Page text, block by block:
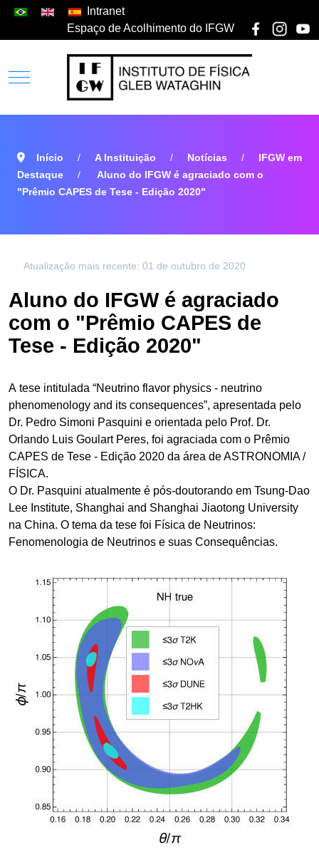
Intranet
Espaço de Acolhimento do IFGW
Início A Instituição Notícias
IFGW em
Destaque
Aluno do IFGW é agraciado com o
"Prêmio CAPES de Tese - Edição 2020"
Atualização mais recente: 01 de outubro de 2020
Aluno do IFGW é agraciado
com o "Prêmio CAPES de
Tese - Edição 2020"
A tese intitulada “Neutrino flavor physics - neutrino
phenomenology and its consequences”, apresentada pelo
Dr. Pedro Simoni Pasquini e orientada pelo Prof. Dr.
Orlando Luis Goulart Peres, foi agraciada com o Prêmio
CAPES de Tese - Edição 2020 da área de ASTRONOMIA /
FÍSICA.
O Dr. Pasquini atualmente é pós-doutorando em Tsung-Dao
Lee Institute, Shanghai and Shanghai Jiaotong University
na China. O tema da tese foi Física de Neutrinos:
Fenomenologia de Neutrinos e suas Consequências.